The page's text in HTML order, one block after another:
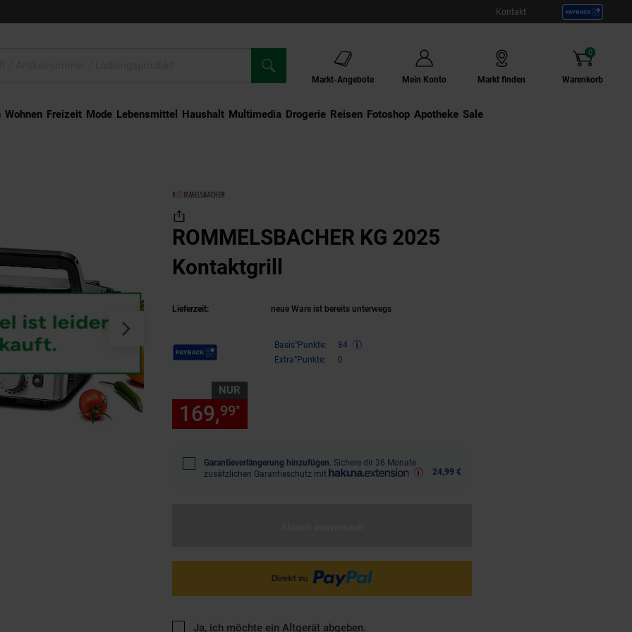
Kontakt
Markt-Angebote Mein Konto Markt finden Warenkorb
0
Artikel
Wohnen Freizeit Mode Lebensmittel Haushalt Multimedia Drogerie Externer Link:
Reisen Externer Link:
Fotoshop Externer Link:
Apotheke Sale
ROMMELSBACHER KG 2025
Kontaktgrill
Lieferzeit: neue Ware ist bereits unterwegs
Payback Punkte Basis°Punkte:
84
Extra°Punkte:
0
NUR
169,99*
Garantieverlängerung hinzufügen. Sichere dir 36 Monate
zusätzlichen Garantieschutz mit
24,99 €
Ja, ich möchte ein Altgerät abgeben.